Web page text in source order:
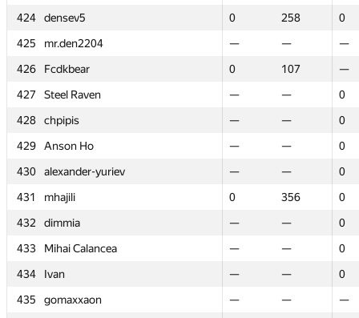
424
densev5 0 258
0
425
mr.den2204 — —
—
426
Fcdkbear 0 107
—
427
Steel Raven — —
0
428
chpipis — —
0
429
Anson Ho — —
0
430
alexander-yuriev — —
0
431
mhajili 0 356
0
432
dimmia — —
0
433
Mihai Calancea — —
0
434
Ivan — —
0
435
gomaxxaon — —
—
424
densev5 0 258
0
425
mr.den2204 — —
—
426
Fcdkbear 0 107
—
427
Steel Raven — —
0
428
chpipis — —
0
429
Anson Ho — —
0
430
alexander-yuriev — —
0
431
mhajili 0 356
0
432
dimmia — —
0
433
Mihai Calancea — —
0
434
Ivan — —
0
435
gomaxxaon — —
—